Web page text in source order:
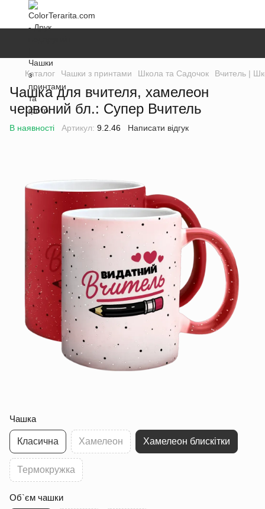
Каталог Чашки з принтами Школа та Садочок Вчитель |
Чашка для вчителя, хамелеон
червоний бл.: Супер Вчитель
В наявності Артикул: 9.2.46 Написати відгук
Чашка
Класична Хамелеон Хамелеон блискітки
Термокружка
Об`єм чашки